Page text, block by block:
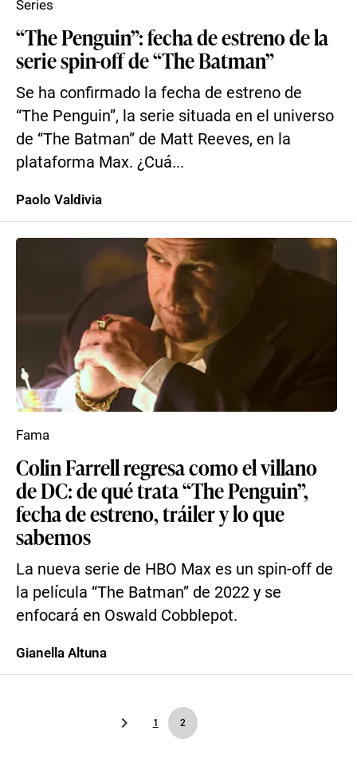
“The Penguin”: fecha de estreno de la
serie spin-off de “The Batman”
Se ha confirmado la fecha de estreno de
“The Penguin”, la serie situada en el universo
de “The Batman” de Matt Reeves, en la
plataforma Max. ¿Cuá...
Series
Paolo Valdivia
Colin Farrell regresa como el villano
de DC: de qué trata “The Penguin”,
fecha de estreno, tráiler y lo que
sabemos
La nueva serie de HBO Max es un spin-off de
la película “The Batman” de 2022 y se
enfocará en Oswald Cobblepot.
Fama
Gianella Altuna
1 2